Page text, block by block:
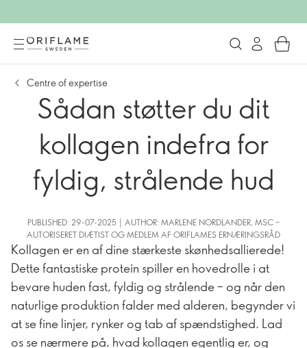
Centre of expertise
Sådan støtter du dit
kollagen indefra for
fyldig, strålende hud
PUBLISHED: 29-07-2025 | AUTHOR: MARLENE NORDLANDER, MSC –
AUTORISERET DIÆTIST OG MEDLEM AF ORIFLAMES ERNÆRINGSRÅD
Kollagen er en af dine stærkeste skønhedsallierede!
Dette fantastiske protein spiller en hovedrolle i at
bevare huden fast, fyldig og strålende – og når den
naturlige produktion falder med alderen, begynder vi
at se fine linjer, rynker og tab af spændstighed. Lad
os se nærmere på, hvad kollagen egentlig er, og